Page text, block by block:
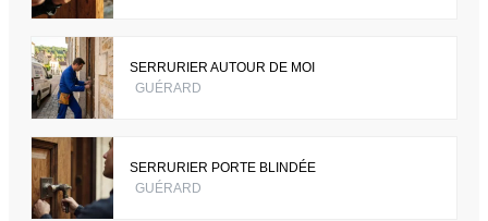
SERRURIER AUTOUR DE MOI
GUÉRARD
SERRURIER PORTE BLINDÉE
GUÉRARD